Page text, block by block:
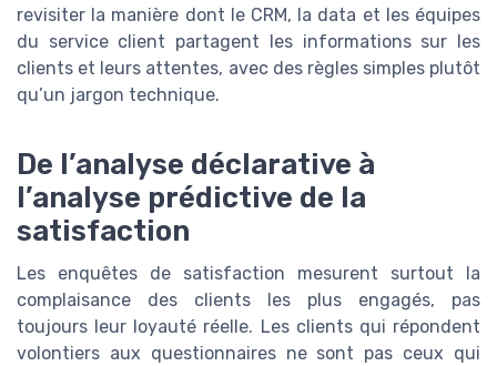
revisiter la manière dont le CRM, la data et les équipes
du service client partagent les informations sur les
clients et leurs attentes, avec des règles simples plutôt
qu’un jargon technique.
De l’analyse déclarative à
l’analyse prédictive de la
satisfaction
Les enquêtes de satisfaction mesurent surtout la
complaisance des clients les plus engagés, pas
toujours leur loyauté réelle. Les clients qui répondent
volontiers aux questionnaires ne sont pas ceux qui